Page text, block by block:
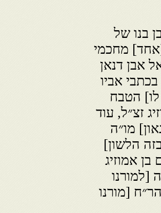
בנו של
[אחד] מחכמי
אבן דנאן
אביו
לו] הטבח
זצ״ל, עוד
מו״ה
הלשון]
אמוזיג
[למורנו
[מורנו